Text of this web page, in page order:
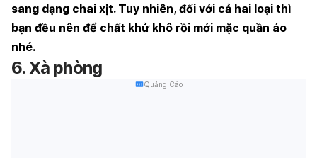
sang dạng chai xịt. Tuy nhiên, đối với cả hai loại thì
bạn đều nên để chất khử khô rồi mới mặc quần áo
nhé.
6. Xà phòng
Quảng Cáo